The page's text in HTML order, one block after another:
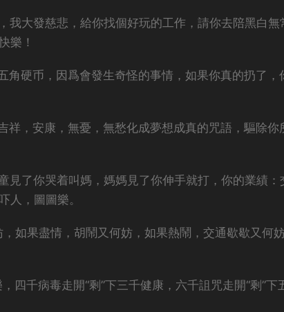
大發慈悲，給你找個好玩的工作，請你去陪黑白無
樂！
硬币，因爲會發生奇怪的事情，如果你真的扔了，
，安康，無憂，無愁化成夢想成真的咒語，驅除你
了你哭着叫媽，媽媽見了你伸手就打，你的業績：
人，圖圖樂。
如果盡情，胡鬧又何妨，如果熱鬧，交通歇歇又何
四千病毒走開“剩”下三千健康，六千詛咒走開“剩”下